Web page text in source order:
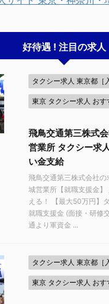
好待遇 ! 注目の求人
タクシー求人 東京都［
東京 タクシー求人 おす
飛鳥交通第三株式
営業所 タクシー求
い金支給
飛鳥交通第三株式会社
城営業所【就職支援金
える！ 【最大50万円】
就職支援金 (面接・研修
通より軍資金 ...
タクシー求人 東京都［
東京 タクシー求人 おす